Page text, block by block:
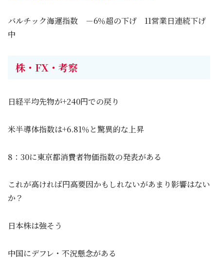
バルチック海運指数 －6％超の下げ 11営業日連続下げ
中
株・FX・考察
日経平均先物が+240円での戻り
米半導体指数は+6.81％と驚異的な上昇
8：30に東京都消費者物価指数の発表がある
これが高ければ円高要因かもしれないがあまり影響はない
か？
日本株は強そう
中国にデフレ・不況懸念がある